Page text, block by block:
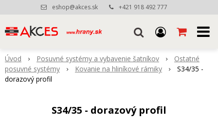
eshop@akces.sk +421 918 492 777
Úvod Posuvné systémy a vybavenie šatníkov
Ostatné
posuvné systémy
Kovanie na hliníkové rámiky
S34/35 -
dorazový profil
S34/35 - dorazový profil